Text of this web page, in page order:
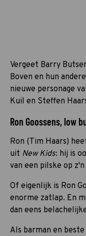
Vergeet Barry
Boven en hun
nieuwe personage
Kuil en Steffen
Ron Goossens, low
Ron (Tim Haars)
uit New Kids: hij is
van een pilske op
Of eigenlijk is Ron
enorme zatlap. En
dan eens
Als barman en